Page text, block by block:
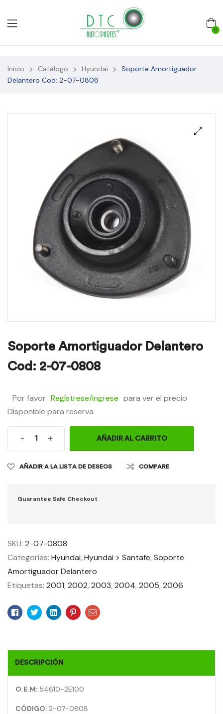
0
Inicio Catálogo Hyundai
Soporte Amortiguador
Delantero Cod: 2-07-0808
Soporte Amortiguador Delantero
Cod: 2-07-0808
Por favor Regístrese/ingrese para ver el precio
Disponible para reserva
- + AÑADIR AL CARRITO
AÑADIR A LA LISTA DE DESEOS COMPARE
Guarantee Safe Checkout
SKU: 2-07-0808
Categorías: Hyundai, Hyundai > Santafe, Soporte
Amortiguador Delantero
Etiquetas: 2001, 2002, 2003, 2004, 2005, 2006
Facebook
TwitterLinkedinPinterest
Email
DESCRIPCIÓN
O.E.M: 54610-2E100
CÓDIGO: 2-07-0808